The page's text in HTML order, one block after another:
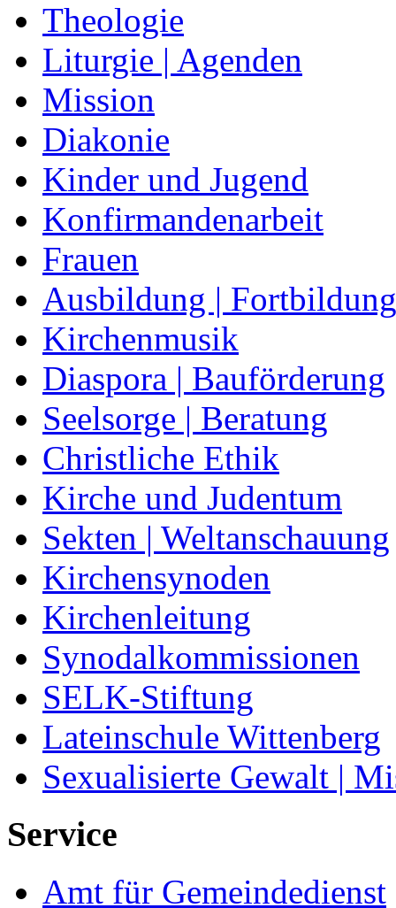
Theologie
Liturgie | Agenden
Mission
Diakonie
Kinder und Jugend
Konfirmandenarbeit
Frauen
Ausbildung | Fortbildung
Kirchenmusik
Diaspora | Bauförderung
Seelsorge | Beratung
Christliche Ethik
Kirche und Judentum
Sekten | Weltanschauung
Kirchensynoden
Kirchenleitung
Synodalkommissionen
SELK-Stiftung
Lateinschule Wittenberg
Sexualisierte Gewalt |
Service
Amt für Gemeindedienst